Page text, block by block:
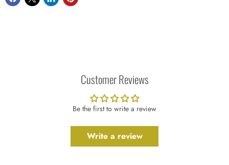
Customer Reviews
Be the first to write a review
Write a review